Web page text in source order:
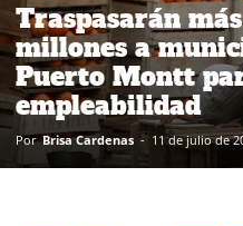
Traspasarán
millones a
Puerto Montt
empleabilidad
Por Brisa Cardenas - 11 de julio de